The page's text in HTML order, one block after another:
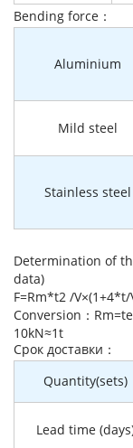
Bending force：
Aluminium
Mild steel
Stainless steel
Determination of
data)
F=Rm*t2 /V×(1+4*t/
Conversion：
10kN≈1t
Cрок доставки：
Quantity(sets)
Lead time